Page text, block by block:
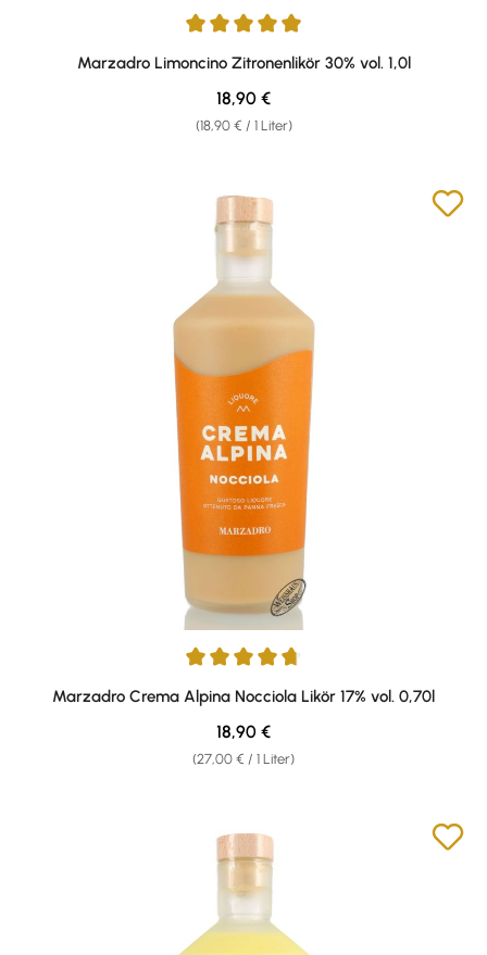
Durchschnittliche Bewertung von 4.91 von 5 Sternen
Marzadro Limoncino Zitronenlikör 30% vol. 1,0l
(18,90 € / 1 Liter)
Regulärer Preis:
18,90 €
Durchschnittliche Bewertung von 4.79 von 5 Sternen
Marzadro Crema Alpina Nocciola Likör 17% vol. 0,70l
(27,00 € / 1 Liter)
Regulärer Preis:
18,90 €